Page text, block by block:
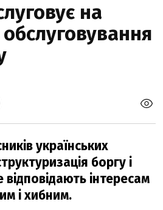
на
українських
боргу і
інтересам
і хибним.